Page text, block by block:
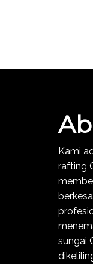
Kami
rafting
sungai